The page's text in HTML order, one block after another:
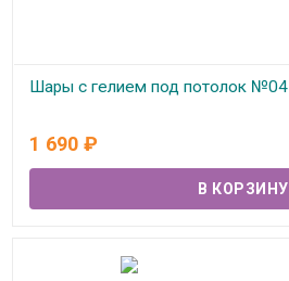
Шары с гелием под потолок №04
1 690 ₽